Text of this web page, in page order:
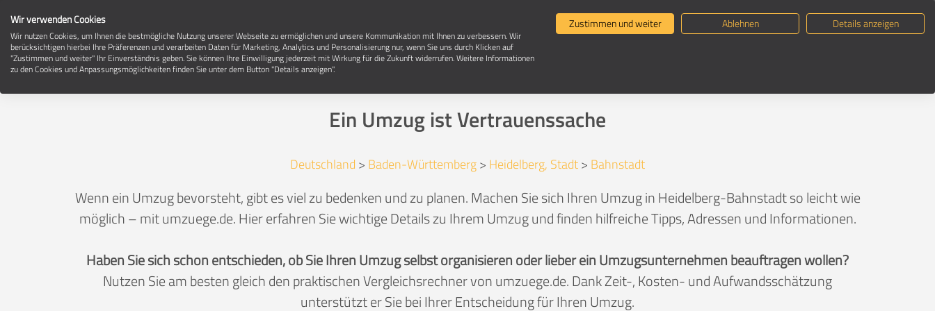
Umzugsunternehmen suchen Umzugsratgeber
Umzug in 69115 Heidelberg-Bahnstadt
Ein Umzug ist Vertrauenssache
Deutschland > Baden-Württemberg> Heidelberg, Stadt> Bahnstadt
Wenn ein Umzug bevorsteht, gibt es viel zu bedenken und zu planen. Machen Sie sich Ihren Umzug in Heidelberg-Bahnstadt so leicht wie
möglich – mit umzuege.de. Hier erfahren Sie wichtige Details zu Ihrem Umzug und finden hilfreiche Tipps, Adressen und Informationen.
Haben Sie sich schon entschieden, ob Sie Ihren Umzug selbst organisieren oder lieber ein Umzugsunternehmen beauftragen wollen?
Nutzen Sie am besten gleich den praktischen Vergleichsrechner von umzuege.de. Dank Zeit-, Kosten- und Aufwandsschätzung
unterstützt er Sie bei Ihrer Entscheidung für Ihren Umzug.
Wir verwenden Cookies
Wir nutzen Cookies, um Ihnen die bestmögliche Nutzung unserer Webseite zu ermöglichen und unsere Kommunikation mit Ihnen zu verbessern. Wir
berücksichtigen hierbei Ihre Präferenzen und verarbeiten Daten für Marketing, Analytics und Personalisierung nur, wenn Sie uns durch Klicken auf
"Zustimmen und weiter" Ihr Einverständnis geben. Sie können Ihre Einwilligung jederzeit mit Wirkung für die Zukunft widerrufen. Weitere Informationen
zu den Cookies und Anpassungsmöglichkeiten finden Sie unter dem Button "Details anzeigen".
Zustimmen und weiter Ablehnen Details anzeigen